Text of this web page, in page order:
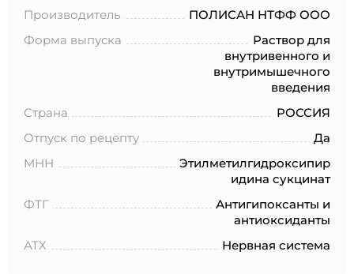
Производитель
ПОЛИСАН НТФФ ООО
Форма выпуска
Раствор для
внутривенного и
внутримышечного
введения
Страна
РОССИЯ
Отпуск по рецепту
Да
МНН
Этилметилгидроксипир
идина сукцинат
ФТГ
Антигипоксанты и
антиоксиданты
АТХ
Нервная система
целей, определенных в Согласии на обработку